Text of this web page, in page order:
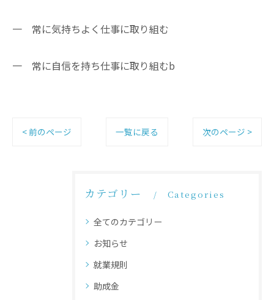
一 常に気持ちよく仕事に取り組む
一 常に自信を持ち仕事に取り組むb
< 前のページ 一覧に戻る 次のページ >
カテゴリー Categories
全てのカテゴリー
お知らせ
就業規則
助成金